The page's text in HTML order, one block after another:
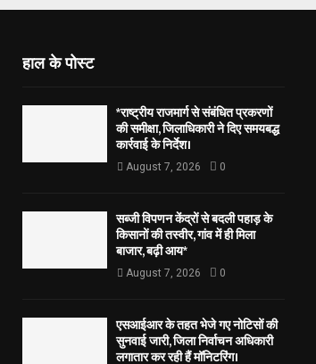
हाल के पोस्ट
*राष्ट्रीय राजमार्ग से संबंधित प्रकरणों
की समीक्षा, जिलाधिकारी ने दिए समयबद्ध
कार्रवाई के निर्देश।
August 7, 2026 0
सब्जी विपणन केंद्रों से बदली पहाड़ के
किसानों की तस्वीर, गांव में ही मिला
बाजार, बढ़ी आय*
August 7, 2026 0
एसआईआर के तहत भेजे गए नोटिसों की
सुनवाई जारी, जिला निर्वाचन अधिकारी
लगातार कर रही हैं मॉनिटरिंग।